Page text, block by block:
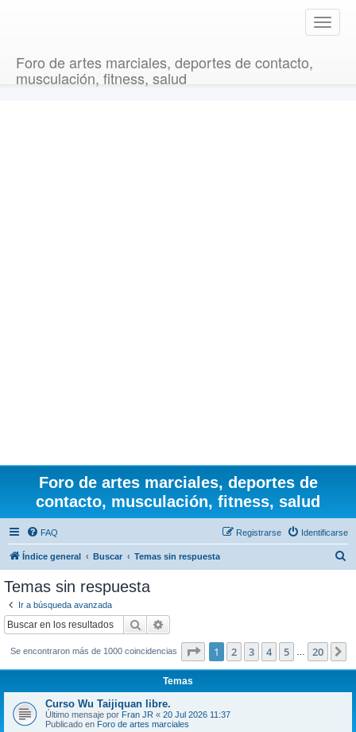
T
o
Foro de artes marciales, deportes de contacto,
musculación, fitness, salud
Foro de artes marciales, deportes de
contacto, musculación, fitness, salud
FAQ Identificarse
Registrarse
Índice general Buscar Temas sin respuesta
Temas sin respuesta
Ir a búsqueda avanzada
Buscar
Se encontraron más de 1000 coincidencias Página de 20
1 2 3 4 5 20
Temas
Curso Wu Taijiquan libre.
Último mensaje por Fran JR « 20 Jul 2026 11:37
Publicado en Foro de artes marciales